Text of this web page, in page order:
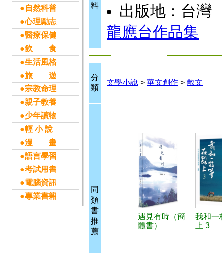
●自然科普
●心理勵志
●醫療保健
●飲 食
●生活風格
●旅 遊
●宗教命理
●親子教養
●少年讀物
●輕 小 說
●漫 畫
●語言學習
●考試用書
●電腦資訊
●專業書籍
料
出版地：台灣
龍應台作品集
分
類
文學小說 > 華文創作 > 散文
同
類
書
推
薦
遇見有時（簡
體書）
我和一
上 3